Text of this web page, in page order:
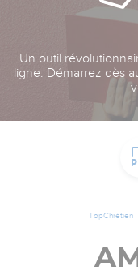
Un outil
ligne. Démarrez dès
TopChrétien